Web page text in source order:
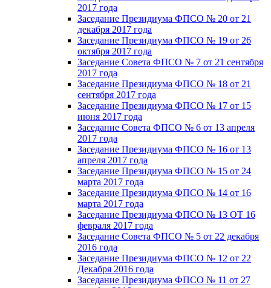
2017 года
Заседание Президиума ФПСО № 20 от 21
декабря 2017 года
Заседание Президиума ФПСО № 19 от 26
октября 2017 года
Заседание Совета ФПСО № 7 от 21 сентября
2017 года
Заседание Президиума ФПСО № 18 от 21
сентября 2017 года
Заседание Президиума ФПСО № 17 от 15
июня 2017 года
Заседание Совета ФПСО № 6 от 13 апреля
2017 года
Заседание Президиума ФПСО № 16 от 13
апреля 2017 года
Заседание Президиума ФПСО № 15 от 24
марта 2017 года
Заседание Президиума ФПСО № 14 от 16
марта 2017 года
Заседание Президиума ФПСО № 13 ОТ 16
февраля 2017 года
Заседание Совета ФПСО № 5 от 22 декабря
2016 года
Заседание Президиума ФПСО № 12 от 22
Декабря 2016 года
Заседание Президиума ФПСО № 11 от 27